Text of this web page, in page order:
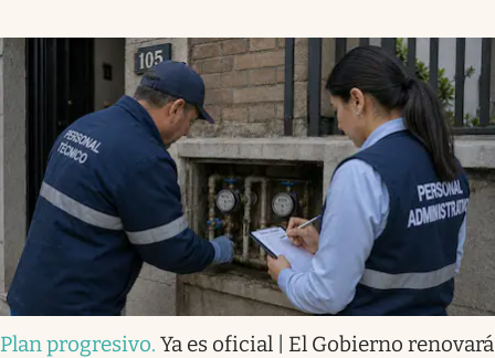
Plan progresivo. Ya es oficial | El Gobierno renovará